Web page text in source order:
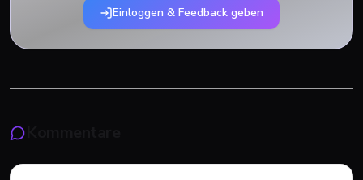
Einloggen & Feedback geben